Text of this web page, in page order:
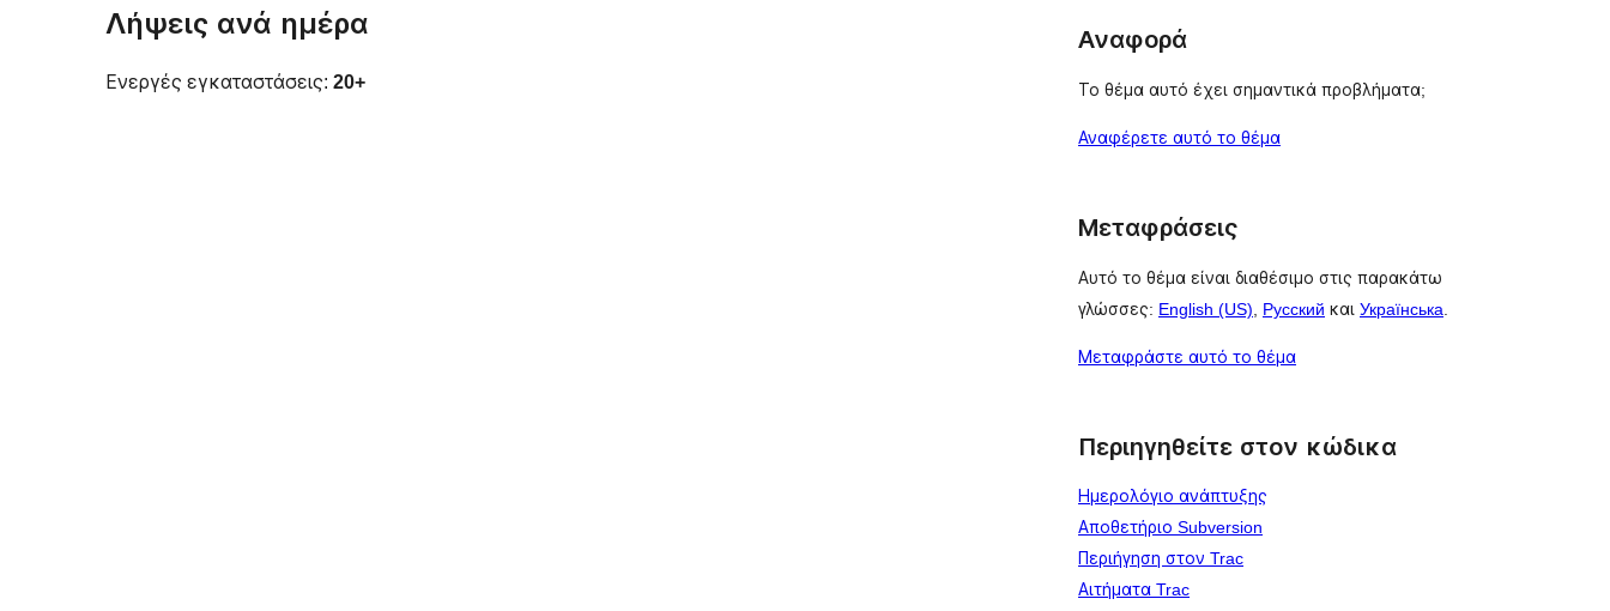
Λήψεις ανά ημέρα
Ενεργές εγκαταστάσεις: 20+
Αναφορά
Το θέμα αυτό έχει σημαντικά προβλήματα;
Αναφέρετε αυτό το θέμα
Μεταφράσεις
Αυτό το θέμα είναι διαθέσιμο στις παρακάτω
γλώσσες: English (US) Русский και Українська
Μεταφράστε αυτό το θέμα
Περιηγηθείτε στον κώδικα
Ημερολόγιο ανάπτυξης
Αποθετήριο Subversion
Περιήγηση στον Trac
Αιτήματα Trac